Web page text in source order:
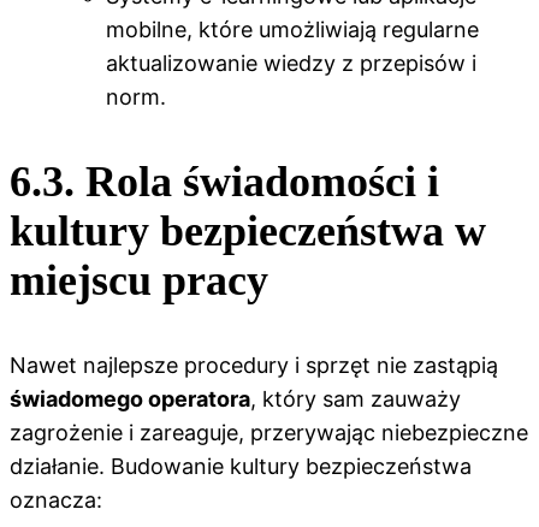
mobilne, które umożliwiają regularne
aktualizowanie wiedzy z przepisów i
norm.
6.3. Rola świadomości i
kultury bezpieczeństwa w
miejscu pracy
Nawet najlepsze procedury i sprzęt nie zastąpią
świadomego operatora, który sam zauważy
zagrożenie i zareaguje, przerywając niebezpieczne
działanie. Budowanie kultury bezpieczeństwa
oznacza: